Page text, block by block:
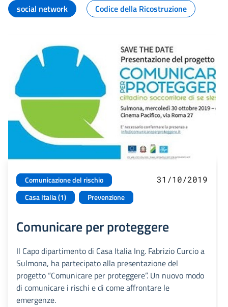
social network
Codice della Ricostruzione
Comunicazione del rischio
Casa Italia (1)
Prevenzione
31/10/2019
Comunicare per proteggere
Il Capo dipartimento di Casa Italia Ing. Fabrizio Curcio a
Sulmona, ha partecipato alla presentazione del
progetto “Comunicare per proteggere”. Un nuovo modo
di comunicare i rischi e di come affrontare le
emergenze.